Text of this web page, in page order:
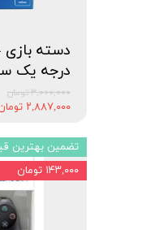
درجه یک
۳,۰۰۰,۰۰۰ تومان
۲,۸۸۷,۰۰۰ تومان
تضمین بهترین
۱۴۳,۰۰۰ تومان